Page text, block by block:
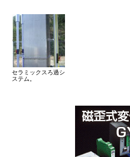
セラミックスろ過シ
ステム。